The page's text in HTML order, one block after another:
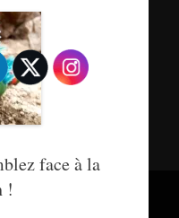
face à la
!